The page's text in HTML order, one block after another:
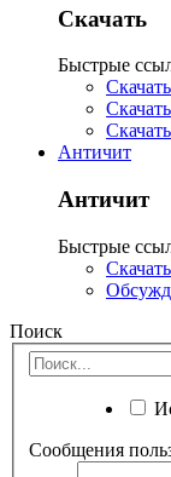
Скачать
Быстрые
Античит
Античит
Быстрые
Поиск
Сообщения